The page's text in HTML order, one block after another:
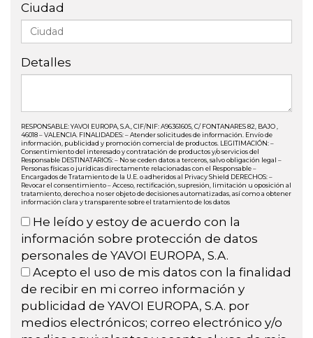
Ciudad
Detalles
RESPONSABLE: YAVOI EUROPA, S.A., CIF/NIF: A96361605, C/ FONTANARES 82, BAJO ,
46018 – VALENCIA. FINALIDADES: – Atender solicitudes de información. Envío de
información, publicidad y promoción comercial de productos. LEGITIMACIÓN: –
Consentimiento del interesado y contratación de productos y/o servicios del
Responsable DESTINATARIOS: – No se ceden datos a terceros, salvo obligación legal –
Personas físicas o jurídicas directamente relacionadas con el Responsable –
Encargados de Tratamiento de la U.E. o adheridos al Privacy Shield DERECHOS: –
Revocar el consentimiento – Acceso, rectificación, supresión, limitación u oposición al
tratamiento, derecho a no ser objeto de decisiones automatizadas, así como a obtener
información clara y transparente sobre el tratamiento de los datos
He leído y estoy de acuerdo con la
información sobre protección de datos
personales de YAVOI EUROPA, S.A.
Acepto el uso de mis datos con la finalidad
de recibir en mi correo información y
publicidad de YAVOI EUROPA, S.A. por
medios electrónicos; correo electrónico y/o